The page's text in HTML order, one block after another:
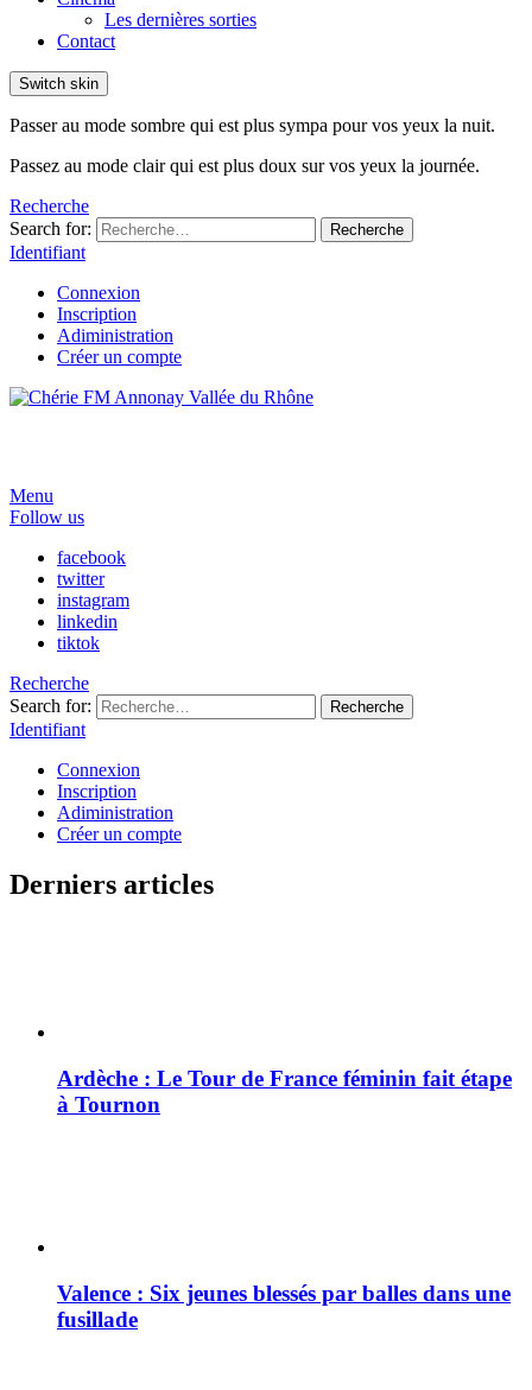
Les dernières sorties
Contact
Switch skin
Passer au mode sombre qui est plus sympa pour vos yeux la nuit.
Passez au mode clair qui est plus doux sur vos yeux la journée.
Recherche
Search for:
Recherche
Identifiant
Connexion
Inscription
Adiministration
Créer un compte
Menu
Follow us
facebook
twitter
instagram
linkedin
tiktok
Recherche
Search for:
Recherche
Identifiant
Connexion
Inscription
Adiministration
Créer un compte
Derniers articles
Ardèche : Le Tour de France féminin fait étape
à Tournon
Valence : Six jeunes blessés par balles dans une
fusillade